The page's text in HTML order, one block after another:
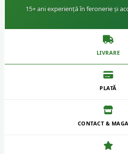
15+ ani experiență în feronerie și
LIVRARE
PLATĂ
CONTACT &